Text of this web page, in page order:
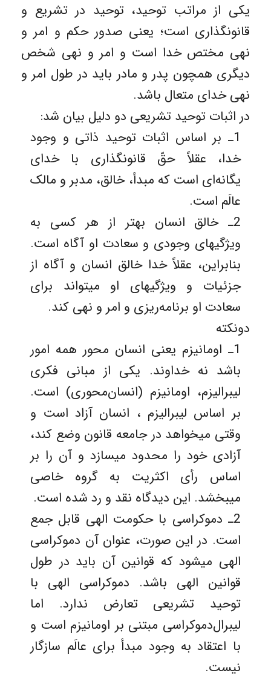
یکی از مراتب توحید، توحید در تشریع و
قانونگذاری است؛ یعنی صدور حکم و امر و
نهی مختص خدا است و امر و نهی شخص
دیگری همچون پدر و مادر باید در طول امر و
نهی خدای متعال باشد.
در اثبات توحید تشریعی دو دلیل بیان شد:
1ـ بر اساس اثبات توحید ذاتی و وجود
خدا، عقلاً حقّ قانونگذاری با خدای
یگانه‌ای است که مبدأ، خالق، مدبر و مالک
عالَم است.
2ـ خالق انسان بهتر از هر کسی به
ویژگیهای وجودی و سعادت او آگاه است.
بنابراین، عقلاً خدا خالق انسان و آگاه از
جزئیات و ویژگیهای او میتواند برای
سعادت او برنامه‌ریزی و امر و نهی کند.
دونکته
1ـ اومانیزم یعنی انسان محور همه امور
باشد نه خداوند. یکی از مبانی فکری
لیبرالیزم، اومانیزم (انسان‌محوری) است.
بر اساس لیبرالیزم ، انسان آزاد است و
وقتی میخواهد در جامعه قانون وضع کند،
آزادی خود را محدود میسازد و آن را بر
اساس رأی اکثریت به گروه خاصی
میبخشد. این دیدگاه نقد و رد شده است.
2ـ دموکراسی با حکومت الهی قابل جمع
است. در این صورت، عنوان آن دموکراسی
الهی میشود که قوانین آن باید در طول
قوانین الهی باشد. دموکراسی الهی با
توحید تشریعی تعارض ندارد. اما
لیبرال‌دموکراسی مبتنی بر اومانیزم است و
با اعتقاد به وجود مبدأ برای عالَم سازگار
نیست.